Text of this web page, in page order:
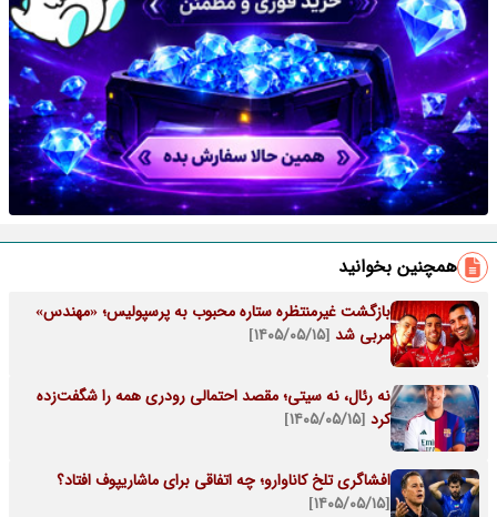
همچنین بخوانید
بازگشت غیرمنتظره ستاره محبوب به پرسپولیس؛ «مهندس»
مربی شد [۱۴۰۵/۰۵/۱۵]
نه رئال، نه سیتی؛ مقصد احتمالی رودری همه را شگفت‌زده
کرد [۱۴۰۵/۰۵/۱۵]
افشاگری تلخ کاناوارو؛ چه اتفاقی برای ماشاریپوف افتاد؟
[۱۴۰۵/۰۵/۱۵]